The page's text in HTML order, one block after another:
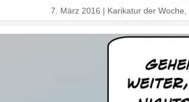
7. März 2016 Karikatur der Woche,